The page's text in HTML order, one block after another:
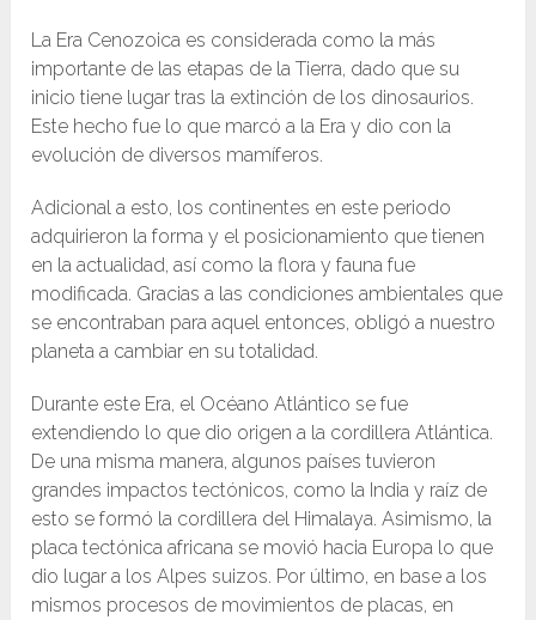
La Era Cenozoica es considerada como la más
importante de las etapas de la Tierra, dado que su
inicio tiene lugar tras la extinción de los dinosaurios.
Este hecho fue lo que marcó a la Era y dio con la
evolución de diversos mamíferos.
Adicional a esto, los continentes en este periodo
adquirieron la forma y el posicionamiento que tienen
en la actualidad, así como la flora y fauna fue
modificada. Gracias a las condiciones ambientales que
se encontraban para aquel entonces, obligó a nuestro
planeta a cambiar en su totalidad.
Durante este Era, el Océano Atlántico se fue
extendiendo lo que dio origen a la cordillera Atlántica.
De una misma manera, algunos países tuvieron
grandes impactos tectónicos, como la India y raíz de
esto se formó la cordillera del Himalaya. Asimismo, la
placa tectónica africana se movió hacia Europa lo que
dio lugar a los Alpes suizos. Por último, en base a los
mismos procesos de movimientos de placas, en